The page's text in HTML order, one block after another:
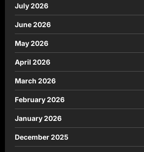
July 2026
June 2026
May 2026
April 2026
March 2026
February 2026
January 2026
December 2025